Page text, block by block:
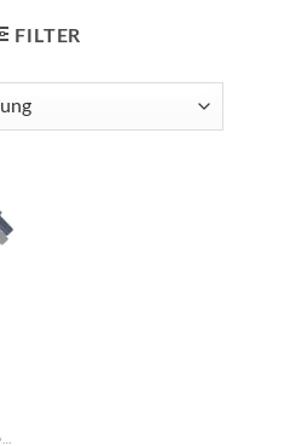
FILTER
GASDRUCKFEDER MIT KUGELKOPF